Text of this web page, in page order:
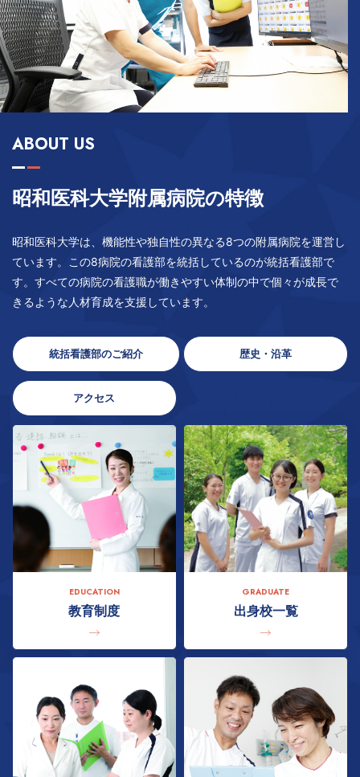
2026.07.01
昭和医科大学病院・昭和医科
大学病院附属東病院
2027年卒内定者向けページを更新しました
ABOUT US
昭和医科大学附属病院の特徴
昭和医科大学は、機能性や独自性の異なる8つの附属病院を運営し
ています。この8病院の看護部を統括しているのが統括看護部で
す。すべての病院の看護職が働きやすい体制の中で個々が成長で
きるような人材育成を支援しています。
統括看護部のご紹介 歴史・沿革
アクセス
EDUCATION
教育制度
GRADUATE
出身校一覧